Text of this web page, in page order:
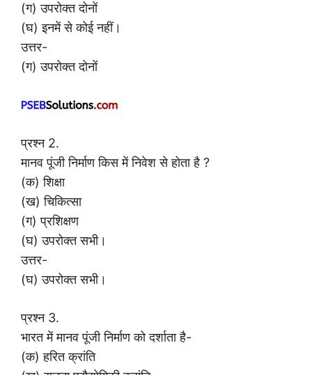
(ग) उपरोक्त दोनों
(घ) इनमें से कोई नहीं।
उत्तर-
(ग) उपरोक्त दोनों
प्रश्न 2.
मानव पूंजी निर्माण किस में निवेश से होता है ?
(क) शिक्षा
(ख) चिकित्सा
(ग) प्रशिक्षण
(घ) उपरोक्त सभी।
उत्तर-
(घ) उपरोक्त सभी।
प्रश्न 3.
भारत में मानव पूंजी निर्माण को दर्शाता है-
(क) हरित क्रांति